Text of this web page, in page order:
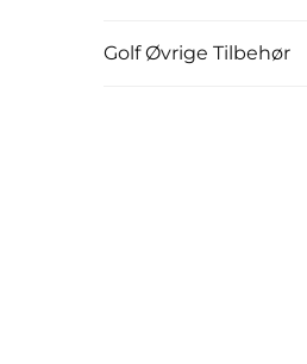
Golf Øvrige Tilbehør